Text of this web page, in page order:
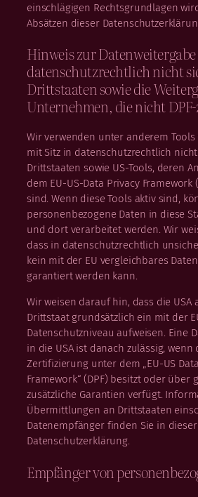
einschlägigen Rechtsgrundlagen
Absätzen dieser
Hinweis zur
datenschutzrechtlich nicht
Drittstaaten sowie die
Unternehmen, die nicht
Wir verwenden unter anderem
mit Sitz in datenschutzrechtlich
Drittstaaten sowie US-Tools, deren
dem EU-US-Data Privacy Framework
sind. Wenn diese Tools aktiv sind,
personenbezogene Daten in diese
und dort verarbeitet werden. Wir
dass in datenschutzrechtlich
kein mit der EU vergleichbares
garantiert werden kann.
Wir weisen darauf hin, dass die USA
Drittstaat grundsätzlich ein mit der
Datenschutzniveau aufweisen. Eine
in die USA ist danach zulässig,
Zertifizierung unter dem „EU-US
Framework“ (DPF) besitzt oder über
zusätzliche Garantien verfügt.
Übermittlungen an Drittstaaten
Datenempfänger finden Sie in dieser
Datenschutzerklärung.
Empfänger von